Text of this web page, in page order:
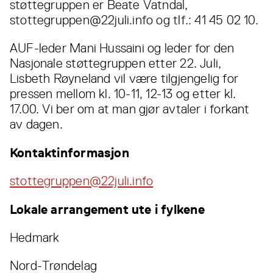
støttegruppen er Beate Vatndal,
stottegruppen@22juli.info og tlf.: 41 45 02 10.
AUF-leder Mani Hussaini og leder for den
Nasjonale støttegruppen etter 22. Juli,
Lisbeth Røyneland vil være tilgjengelig for
pressen mellom kl. 10-11, 12-13 og etter kl.
17.00. Vi ber om at man gjør avtaler i forkant
av dagen.
Kontaktinformasjon
stottegruppen@22juli.info
Lokale arrangement ute i fylkene
Hedmark
Nord-Trøndelag